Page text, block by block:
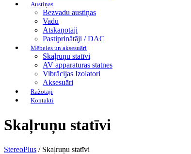
Austiņas
Bezvadu austiņas
Vadu
Atskaņotāji
Pastiprinātāji / DAC
Mēbeles un aksesuāri
Skaļruņu statīvi
AV apparaturas statnes
Vibrācijas Izolatori
Aksesuāri
Ražotāji
Kontakti
Skaļruņu statīvi
StereoPlus / Skaļruņu statīvi